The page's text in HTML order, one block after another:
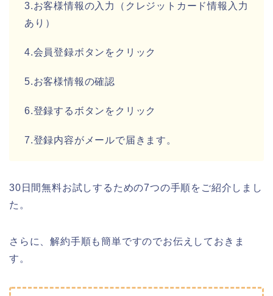
3.お客様情報の入力（クレジットカード情報入力
あり）
4.会員登録ボタンをクリック
5.お客様情報の確認
6.登録するボタンをクリック
7.登録内容がメールで届きます。
30日間無料お試しするための7つの手順をご紹介しまし
た。
さらに、解約手順も簡単ですのでお伝えしておきま
す。